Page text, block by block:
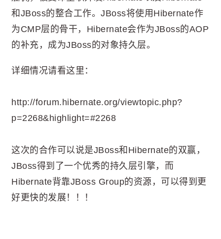
和JBoss的整合工作。JBoss将使用Hibernate作
为CMP层的骨干，Hibernate会作为JBoss的AOP
的补充，成为JBoss的对象持久层。
详细情况请看这里：
http://forum.hibernate.org/viewtopic.php?
p=2268&highlight=#2268
这次的合作可以说是JBoss和Hibernate的双赢，
JBoss得到了一个优秀的持久层引擎，而
Hibernate背靠JBoss Group的资源，可以得到更
好更快的发展！！！